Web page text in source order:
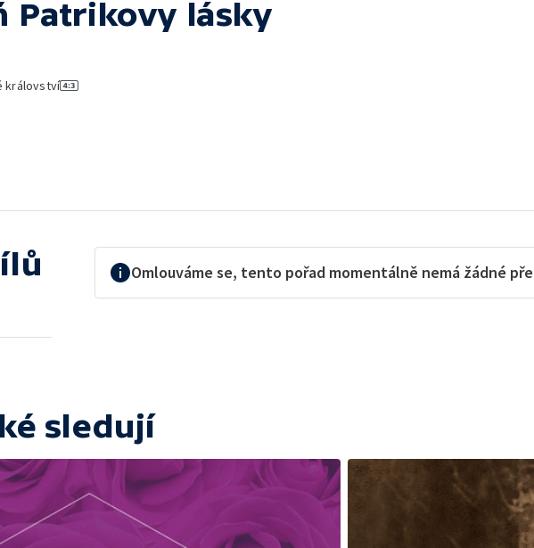
Patrikovy lásky
království
Omlouváme se, tento pořad momentálně nemá žádné
sledují